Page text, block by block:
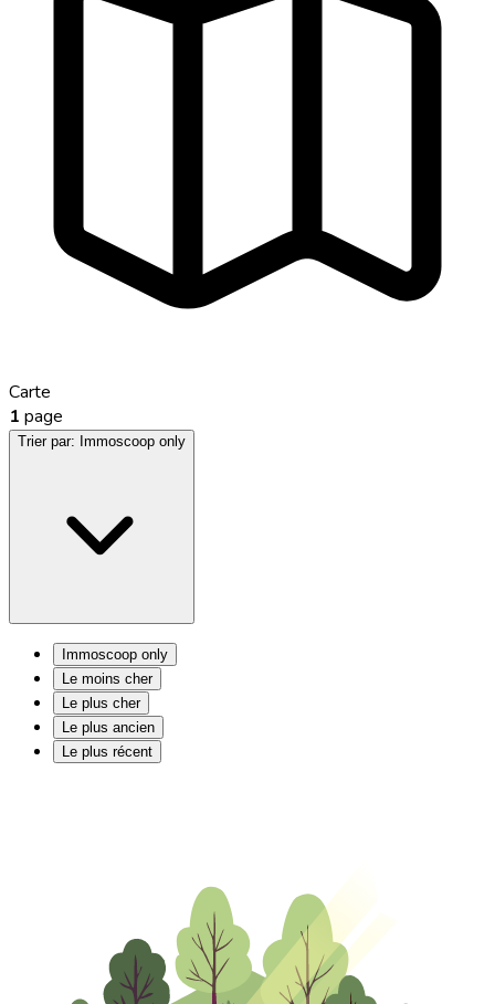
Carte
1 page
Trier par: Immoscoop only
Immoscoop only
Le moins cher
Le plus cher
Le plus ancien
Le plus récent